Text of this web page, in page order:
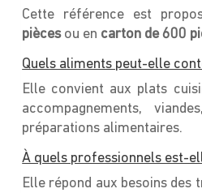
Cette référence est
piècesou en carton de 600
Quels aliments peut-elle
Elle convient aux plats
accompagnements,
préparations alimentaires.
À quels professionnels est-
Elle répond aux besoins des